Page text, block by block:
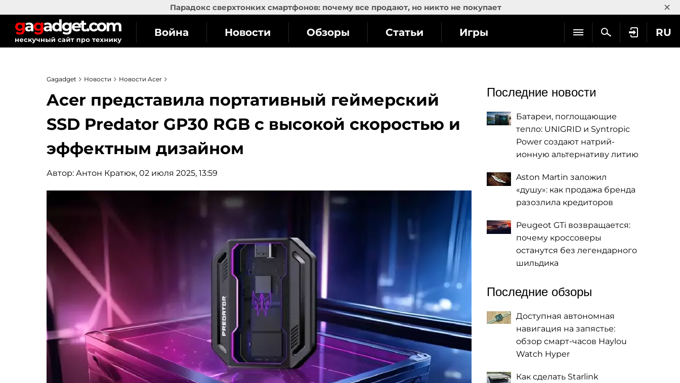
Парадокс сверхтонких смартфонов: почему все продают, но никто не покупает ×
RU
Война Новости Обзоры Статьи Игры
Gagadget Новости Новости Acer
Acer представила портативный геймерский
SSD Predator GP30 RGB с высокой скоростью и
эффектным дизайном
Автор: Антон Кратюк, 02 июля 2025, 13:59
Последние новости
Батареи, поглощающие
тепло: UNIGRID и Syntropic
Power создают натрий-
ионную альтернативу литию
Aston Martin заложил
«душу»: как продажа бренда
разозлила кредиторов
Peugeot GTi возвращается:
почему кроссоверы
останутся без легендарного
шильдика
Последние обзоры
Доступная автономная
навигация на запястье:
обзор смарт-часов Haylou
Watch Hyper
Как сделать Starlink